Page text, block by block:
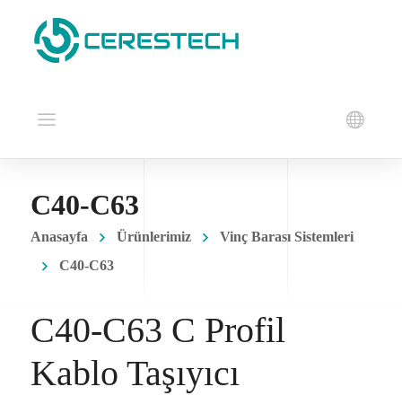
C40-C63
Anasayfa Ürünlerimiz
Vinç Barası Sistemleri
C40-C63
C40-C63 C Profil
Kablo Taşıyıcı